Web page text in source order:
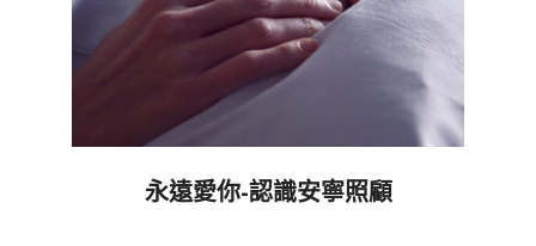
永遠愛你-認識安寧照顧